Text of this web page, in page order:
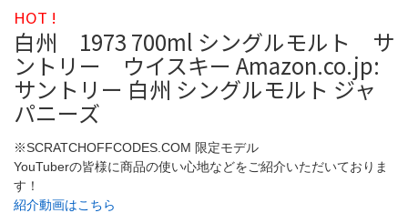
HOT !
白州 1973 700ml シングルモルト サ
ントリー ウイスキー Amazon.co.jp:
サントリー 白州 シングルモルト ジャ
パニーズ
※SCRATCHOFFCODES.COM 限定モデル
YouTuberの皆様に商品の使い心地などをご紹介いただいておりま
す！
紹介動画はこちら